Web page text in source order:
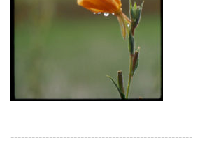
----------------------------------------------------